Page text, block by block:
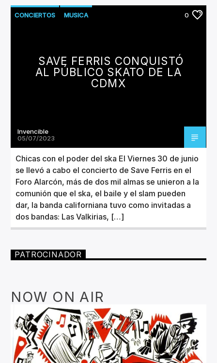
ARTISTA
Invencible Radio
CONCIERTOS MUSICA 0
SAVE FERRIS CONQUISTÓ
AL PÚBLICO SKATO DE LA
CDMX
Invencible
05/07/2023
Chicas con el poder del ska El Viernes 30 de junio
se llevó a cabo el concierto de Save Ferris en el
Foro Alarcón, más de dos mil almas se unieron a la
comunión que el ska, el baile y el slam pueden
dar, la banda californiana tuvo como invitadas a
dos bandas: Las Valkirias, […]
PATROCINADOR
NOW ON AIR